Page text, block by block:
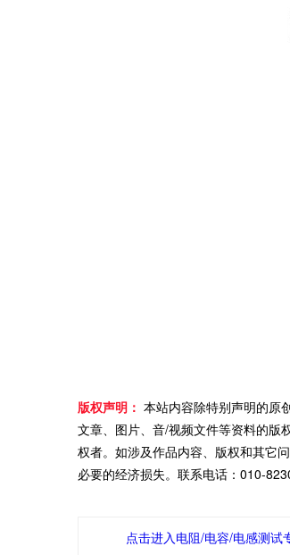
版权声明： 本站内容除特别声明的原
文章、图片、音/视频文件等资料的版
权者。如涉及作品内容、版权和其它
必要的经济损失。联系电话：010-
点击进入电阻/电容/电感测试